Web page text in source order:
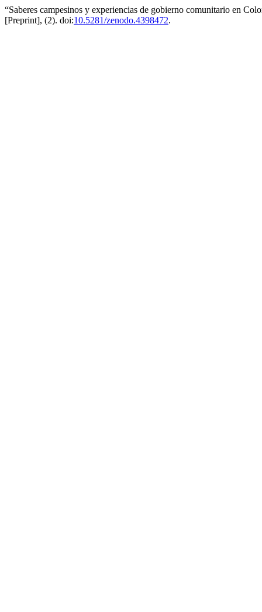
“Saberes campesinos y experiencias de gobierno comunitario en
[Preprint], (2). doi:10.5281/zenodo.4398472.